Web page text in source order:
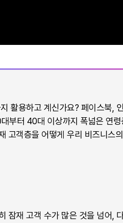
활용하고 계신가요? 페이스북,
부터 40대 이상까지 폭넓은 연
고객층을 어떻게 우리 비즈니스
잠재 고객 수가 많은 것을 넘어,